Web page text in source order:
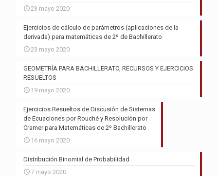
23 mayo 2020
Ejercicios de cálculo de parámetros (aplicaciones de la
derivada) para matemáticas de 2º de Bachillerato
23 mayo 2020
GEOMETRÍA PARA BACHILLERATO, RECURSOS Y EJERCICIOS
RESUELTOS
19 mayo 2020
Ejercicios Resueltos de Discusión de Sistemas
de Ecuaciones por Rouché y Resolución por
Cramer para Matemáticas de 2º Bachillerato
16 mayo 2020
Distribución Binomial de Probabilidad
7 mayo 2020